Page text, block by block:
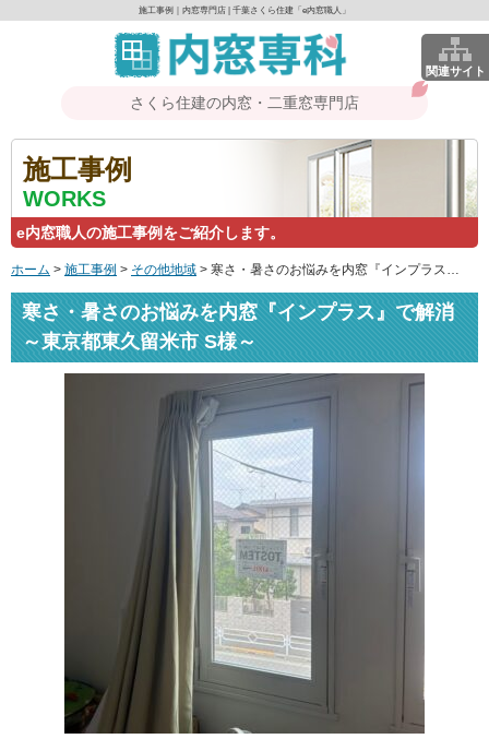
関連サイト
施工事例｜内窓専門店 | 千葉さくら住建「e内窓職人」
さくら住建の内窓・二重窓専門店
施工事例
WORKS
e内窓職人の施工事例をご紹介します。
ホーム > 施工事例 > その他地域 > 寒さ・暑さのお悩みを内窓『インプラス』で解消～東京都東久留米市 S様～
寒さ・暑さのお悩みを内窓『インプラス』で解消
～東京都東久留米市 S様～